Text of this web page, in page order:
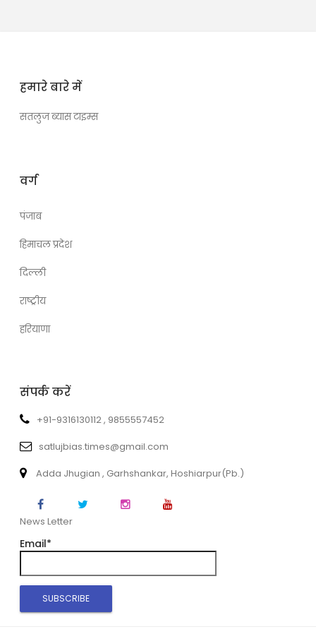
हमारे बारे में
सतलुज ब्यास टाइम्स
वर्ग
पंजाब
हिमाचल प्रदेश
दिल्ली
राष्ट्रीय
हरियाणा
संपर्क करें
+91-9316130112 , 9855557452
satlujbias.times@gmail.com
Adda Jhugian , Garhshankar, Hoshiarpur(Pb.)
News Letter
Email*